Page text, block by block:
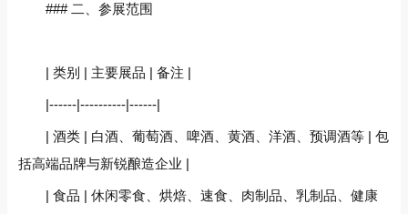
### 二、参展范围
| 类别 | 主要展品 | 备注 |
|------|----------|------|
| 酒类 | 白酒、葡萄酒、啤酒、黄酒、洋酒、预调酒等 | 包
括高端品牌与新锐酿造企业 |
| 食品 | 休闲零食、烘焙、速食、肉制品、乳制品、健康